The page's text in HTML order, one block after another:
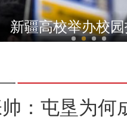
| 当新疆遇见嘻哈
新疆高校举办校
：屯垦为何